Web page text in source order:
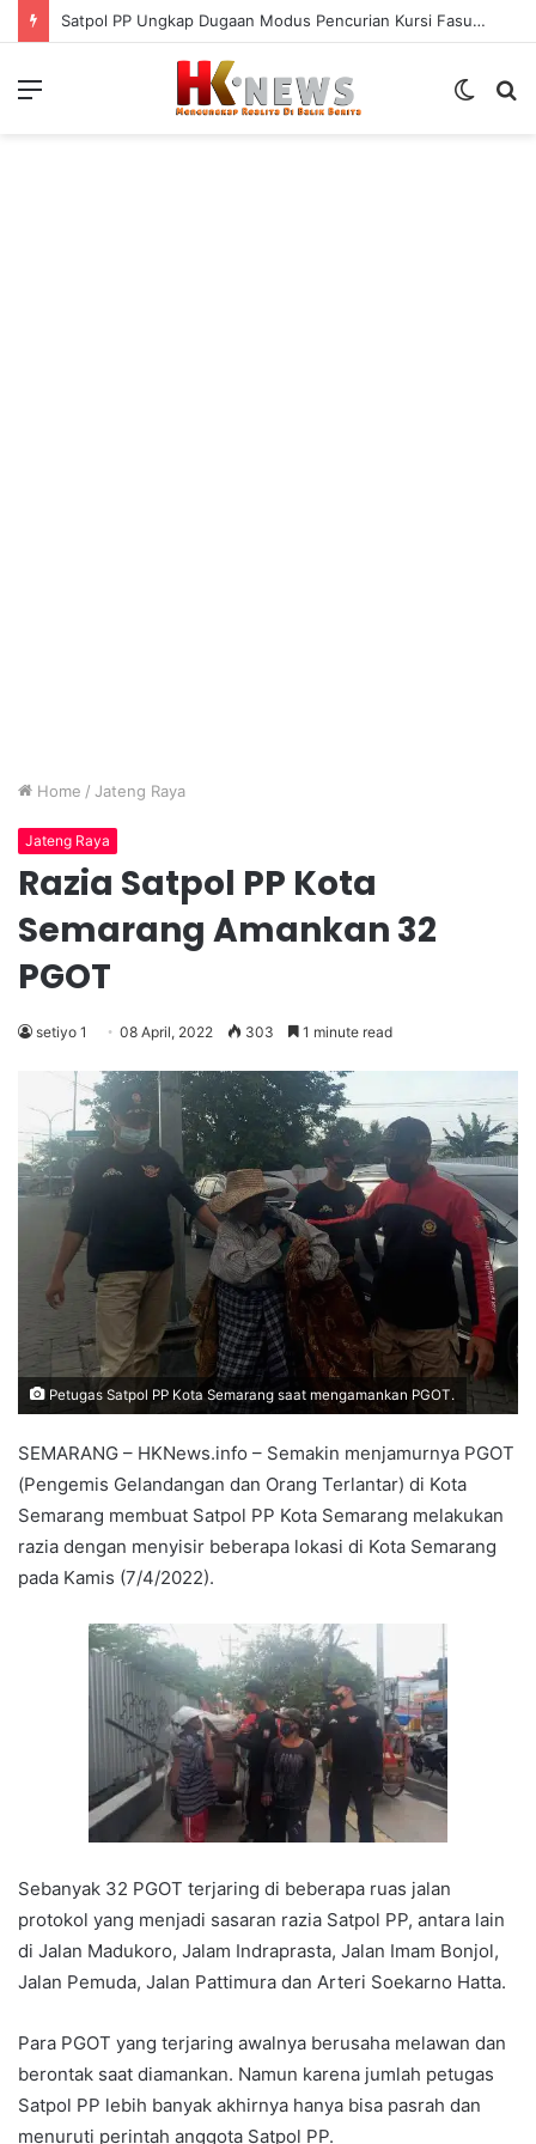
Satpol PP Ungkap Dugaan Modus Pencurian Kursi Fasum Pemkot Surabaya Pakai Ambulans
Menu
Switch
Home / Jateng Raya
Jateng Raya
Razia Satpol PP Kota
Semarang Amankan 32
PGOT
setiyo 1 08 April, 2022 303 1 minute read
Petugas Satpol PP Kota Semarang saat mengamankan PGOT.
SEMARANG – HKNews.info – Semakin menjamurnya PGOT
(Pengemis Gelandangan dan Orang Terlantar) di Kota
Semarang membuat Satpol PP Kota Semarang melakukan
razia dengan menyisir beberapa lokasi di Kota Semarang
pada Kamis (7/4/2022).
Sebanyak 32 PGOT terjaring di beberapa ruas jalan
protokol yang menjadi sasaran razia Satpol PP, antara lain
di Jalan Madukoro, Jalam Indraprasta, Jalan Imam Bonjol,
Jalan Pemuda, Jalan Pattimura dan Arteri Soekarno Hatta.
Para PGOT yang terjaring awalnya berusaha melawan dan
berontak saat diamankan. Namun karena jumlah petugas
Satpol PP lebih banyak akhirnya hanya bisa pasrah dan
menuruti perintah anggota Satpol PP.